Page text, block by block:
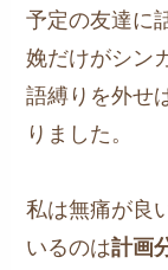
予定の友達に
娩だけがシン
語縛りを外せ
りました。
私は無痛が良
いるのは計画